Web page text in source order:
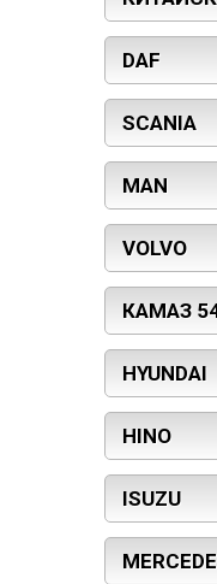
DAF
SCANIA
MAN
VOLVO
КАМАЗ
HYUNDAI
HINO
ISUZU